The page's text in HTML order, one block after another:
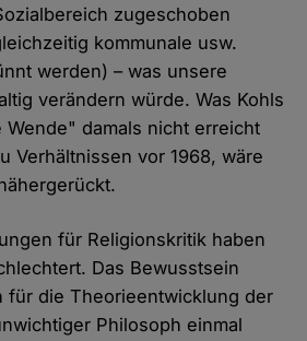
zugeschoben
kommunale usw.
werden) – was unsere
verändern würde. Was Kohls
damals nicht erreicht
Verhältnissen vor 1968, wäre
für Religionskritik haben
Das Bewusstsein
für die Theorieentwicklung der
Philosoph einmal